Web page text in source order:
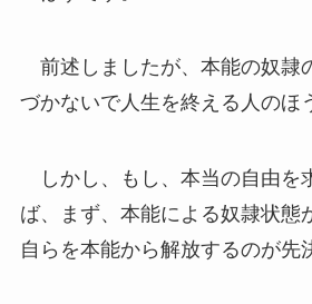
前述しましたが、本能の奴隷
づかないで人生を終える人のほ
しかし、もし、本当の自由を
ば、まず、本能による奴隷状態
自らを本能から解放するのが先